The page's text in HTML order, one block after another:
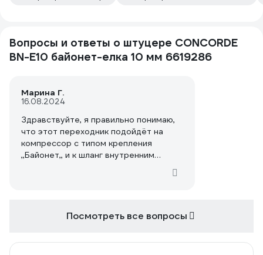
Вопросы и ответы о штуцере CONCORDE
BN-E10 байонет-елка 10 мм 6619286
Марина Г.
16.08.2024
Здравствуйте, я правильно понимаю,
что этот переходник подойдёт на
компрессор с типом крепления
,,Байонет,, и к шланг внутренним
Посмотреть все вопросы